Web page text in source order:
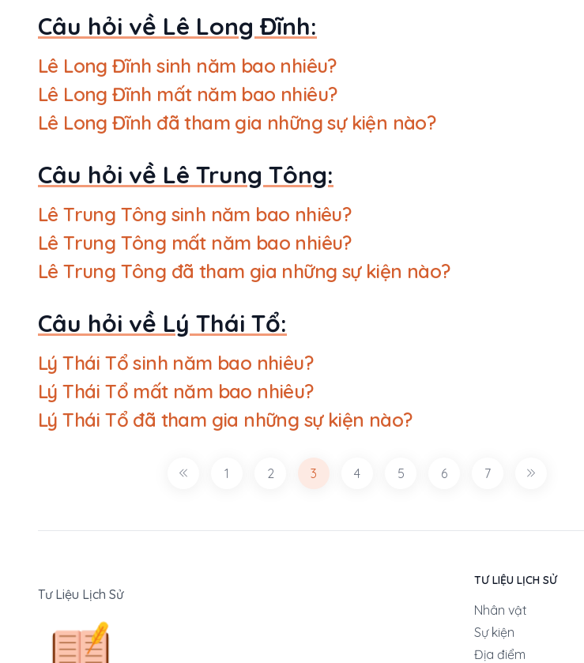
Câu hỏi về Lê Long Đĩnh:
Lê Long Đĩnh sinh năm bao nhiêu?
Lê Long Đĩnh mất năm bao nhiêu?
Lê Long Đĩnh đã tham gia những sự kiện nào?
Câu hỏi về Lê Trung Tông:
Lê Trung Tông sinh năm bao nhiêu?
Lê Trung Tông mất năm bao nhiêu?
Lê Trung Tông đã tham gia những sự kiện nào?
Câu hỏi về Lý Thái Tổ:
Lý Thái Tổ sinh năm bao nhiêu?
Lý Thái Tổ mất năm bao nhiêu?
Lý Thái Tổ đã tham gia những sự kiện nào?
1 2 3 4 5 6 7
Tư Liệu Lịch Sử
TƯ LIỆU LỊCH SỬ
Nhân vật
Sự kiện
Địa điểm